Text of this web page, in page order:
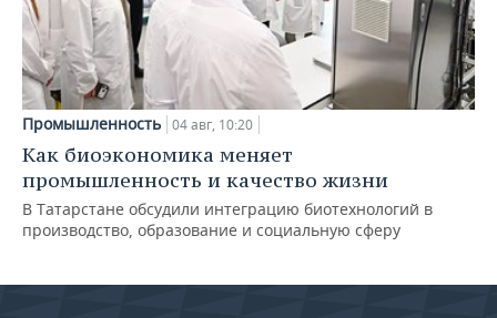
Промышленность 04 авг, 10:20
Как биоэкономика меняет
промышленность и качество жизни
В Татарстане обсудили интеграцию биотехнологий в
производство, образование и социальную сферу